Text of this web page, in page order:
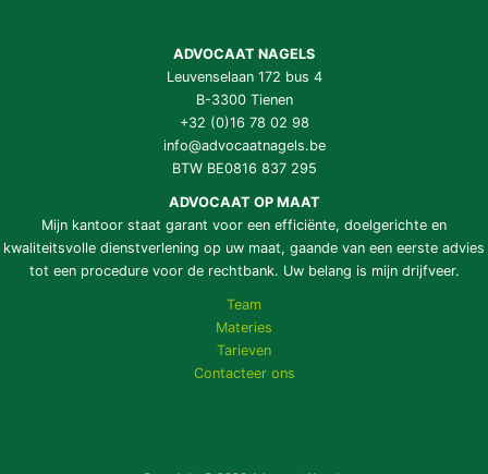
ADVOCAAT NAGELS
Leuvenselaan 172 bus 4
B-3300 Tienen
+32 (0)16 78 02 98
info@advocaatnagels.be
BTW BE0816 837 295
ADVOCAAT OP MAAT
Mijn kantoor staat garant voor een efficiënte, doelgerichte en
kwaliteitsvolle dienstverlening op uw maat, gaande van een eerste advies
tot een procedure voor de rechtbank. Uw belang is mijn drijfveer.
Team
Materies
Tarieven
Contacteer ons